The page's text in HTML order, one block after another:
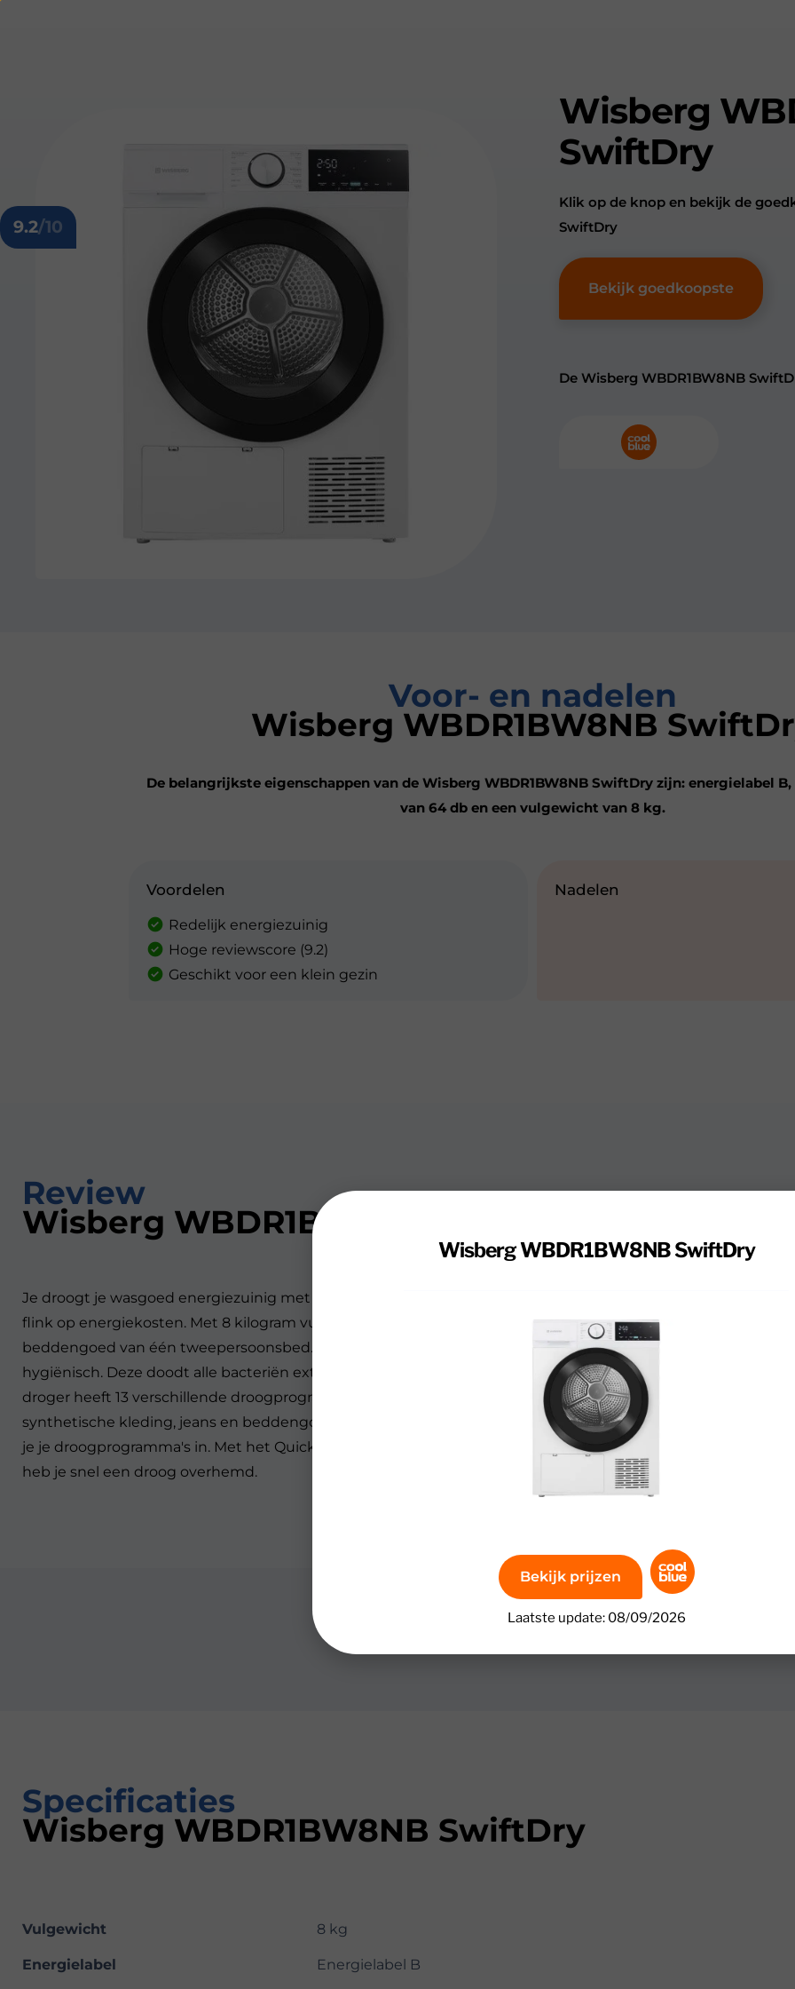
9.2/10
Wisberg
SwiftDry
Klik op de knop en bekijk de
SwiftDry
Bekijk goedkoopste
De Wisberg WBDR1BW8NB
Voor- en nadelen
Wisberg WBDR1BW8NB
De belangrijkste eigenschappen van de Wisberg WBDR1BW8NB SwiftDry zijn: energielabel
van 64 db en een vulgewicht van 8 kg.
Voordelen
Redelijk energiezuinig
Hoge reviewscore (9.2)
Geschikt voor een klein gezin
Nadelen
Review
Wisberg WBDR1BW8NB SwiftDry
Je droogt je wasgoed energiezuinig met de Wisberg WBDR1BW8NB wasdroger. Dankzij energieklasse B
flink op energiekosten. Met 8 kilogram vulgewicht heb je ruimte voor kleine en middelgrote ladingen, zoals
beddengoed van één tweepersoonsbed. Met het speciale uv-licht in de trommel droog je je wasgoed extra
hygiënisch. Deze doodt alle bacteriën extra grondig. Dit is bijvoorbeeld handig voor knuffels en babykleertjes.
droger heeft 13 verschillende droogprogramma's. Je droogt je kleding met programma's voor bijvoorbeeld
synthetische kleding, jeans en beddengoed. Wil je sneller droge kleding? Gebruik dan de Boost functie.
je je droogprogramma's in. Met het Quick Dry programma droog je een kleine hoeveelheid kleding in een
heb je snel een droog overhemd.
Specificaties
Wisberg WBDR1BW8NB SwiftDry
Vulgewicht 8 kg
Energielabel Energielabel B
Wisberg WBDR1BW8NB SwiftDry
Bekijk prijzen
Laatste update: 08/09/2026